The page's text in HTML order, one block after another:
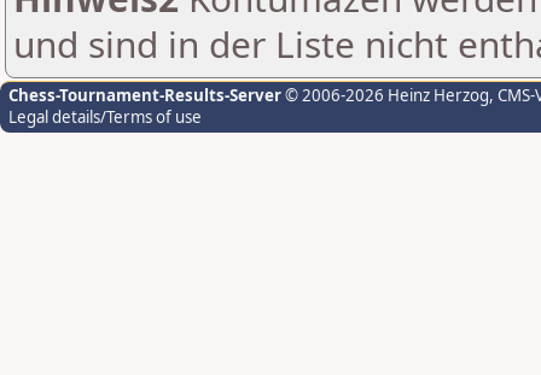
und sind in der Liste nicht
Chess-Tournament-Results-Server© 2006-2026 Heinz Herzog,
Legal details/Terms of use